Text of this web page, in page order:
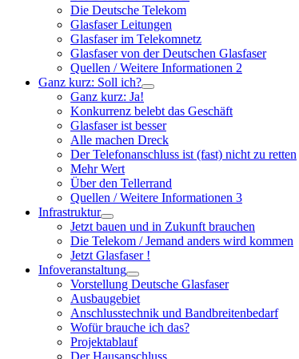
öffnen
Die Deutsche Telekom
Glasfaser Leitungen
Glasfaser im Telekomnetz
Glasfaser von der Deutschen Glasfaser
Quellen / Weitere Informationen 2
Ganz kurz: Soll ich?
Untermenü
öffnen
Ganz kurz: Ja!
Konkurrenz belebt das Geschäft
Glasfaser ist besser
Alle machen Dreck
Der Telefonanschluss ist (fast) nicht zu retten
Mehr Wert
Über den Tellerrand
Quellen / Weitere Informationen 3
Infrastruktur
Untermenü
öffnen
Jetzt bauen und in Zukunft brauchen
Die Telekom / Jemand anders wird kommen
Jetzt Glasfaser !
Infoveranstaltung
Untermenü
öffnen
Vorstellung Deutsche Glasfaser
Ausbaugebiet
Anschlusstechnik und Bandbreitenbedarf
Wofür brauche ich das?
Projektablauf
Der Hausanschluss